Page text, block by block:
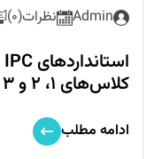
Admin نظرات(0)
کلاس‌های ۱، ۲ و ۳ و کاربردهای آنها
ادامه مطلب